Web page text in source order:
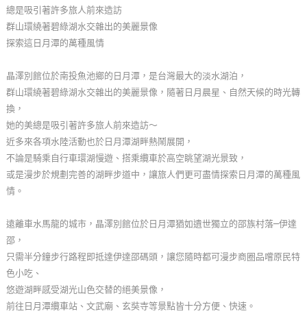
紅
帶
你
樂
地
圖
服
顧
客
滿
總是吸引著許多旅人前來造訪
群山環繞著碧綠湖水交雜出的美麗景像
探索這日月潭的萬種風情
晶澤別館位於南投魚池鄉的日月潭，是台灣最大的淡水湖泊，
群山環繞著碧綠湖水交雜出的美麗景像，隨著日月晨星、自然天候的時光轉
換，
她的美總是吸引著許多旅人前來造訪～
近多來各項水陸活動也於日月潭湖畔熱鬧展開，
不論是騎乘自行車環湖慢遊、搭乘纜車於高空眺望湖光景致，
或是漫步於規劃完善的湖畔步道中，讓旅人們更可盡情探索日月潭的萬種風
情。
遠離車水馬龍的城市，晶澤別館位於日月潭猶如遺世獨立的邵族村落─伊達
邵，
只需半分鐘步行路程即抵達伊達邵碼頭，讓您隨時都可漫步商圈品嚐原民特
色小吃、
悠遊湖畔感受湖光山色交替的絕美景像，
前往日月潭纜車站、文武廟、玄奘寺等景點皆十分方便、快速。